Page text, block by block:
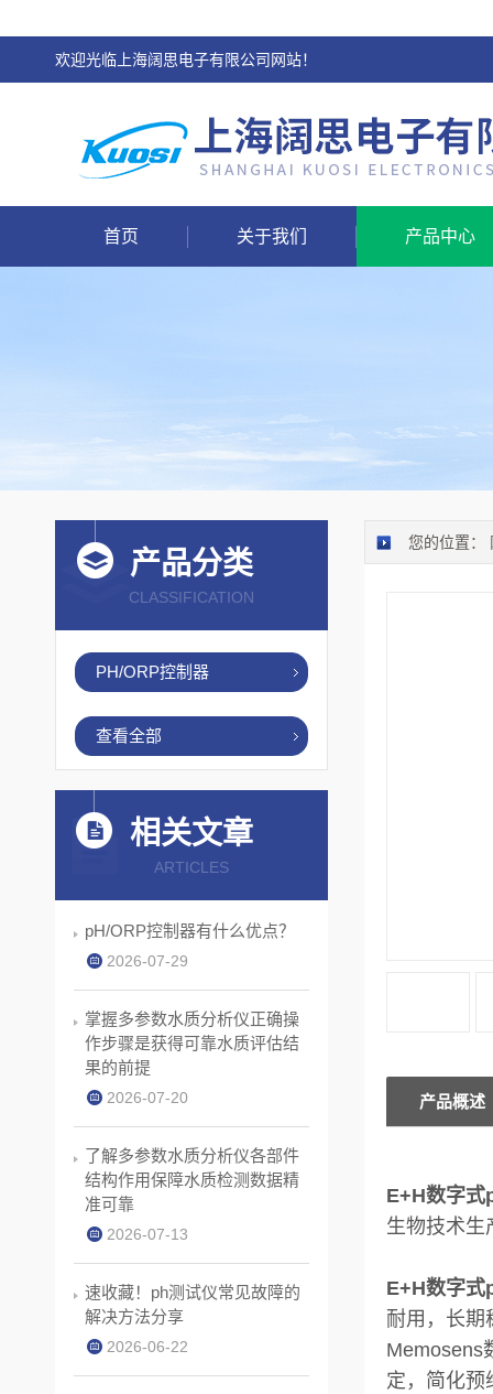
欢迎光临上海阔思电子有限公司网站！
首页 关于我们 产品中心
您的位置：
产品概述
E+H数字式
生物技术生
E+H数字式
耐用，长期
Memosens
定，简化预
产品分类
CLASSIFICATION
PH/ORP控制器
查看全部
相关文章
ARTICLES
pH/ORP控制器有什么优点？
2026-07-29
掌握多参数水质分析仪正确操
作步骤是获得可靠水质评估结
果的前提
2026-07-20
了解多参数水质分析仪各部件
结构作用保障水质检测数据精
准可靠
2026-07-13
速收藏！ph测试仪常见故障的
解决方法分享
2026-06-22